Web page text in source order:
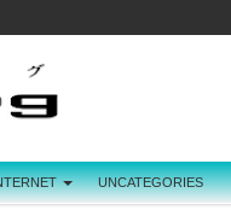
UNCATEGORIES